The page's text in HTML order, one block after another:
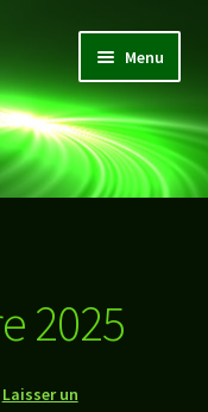
Menu
2025
Laisser un